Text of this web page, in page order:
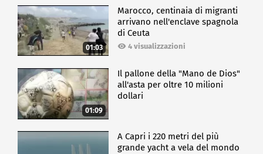
01:03
Marocco, centinaia di migranti
arrivano nell'enclave spagnola
di Ceuta
4 visualizzazioni
01:09
Il pallone della "Mano de Dios"
all'asta per oltre 10 milioni
dollari
A Capri i 220 metri del più
grande yacht a vela del mondo